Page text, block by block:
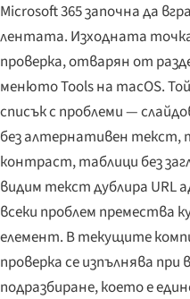
Microsoft 365 започна да
лентата. Изходната
проверка, отварян от
менюто Tools на macOS.
списък с проблеми —
без алтернативен текст,
контраст, таблици без
видим текст дублира URL
всеки проблем премества
елемент. В текущите
проверка се изпълнява при
подразбиране, което е